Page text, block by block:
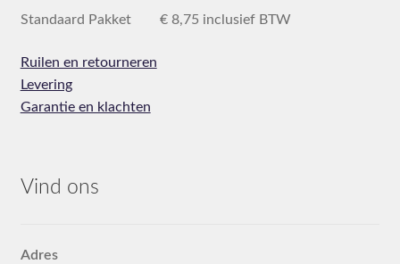
Standaard Pakket € 8,75 inclusief BTW
Ruilen en retourneren
Levering
Garantie en klachten
Vind ons
Adres